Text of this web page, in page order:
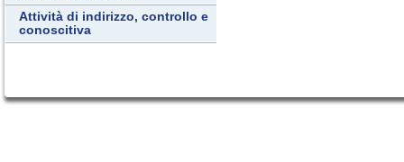
Attività di indirizzo, controllo e
conoscitiva